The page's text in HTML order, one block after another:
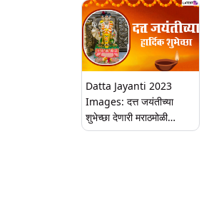
Datta Jayanti 2023
Images: दत्त जयंतीच्या
शुभेच्छा देणारी मराठमोळी
Greetings, Messages,